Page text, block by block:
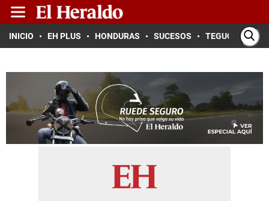
INICIO EH PLUS HONDURAS SUCESOS TEGUCIGALPA